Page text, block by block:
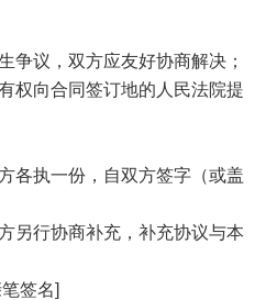
争议，双方应友好协商解决；
权向合同签订地的人民法院提
各执一份，自双方签字（或盖
另行协商补充，补充协议与本
签名]